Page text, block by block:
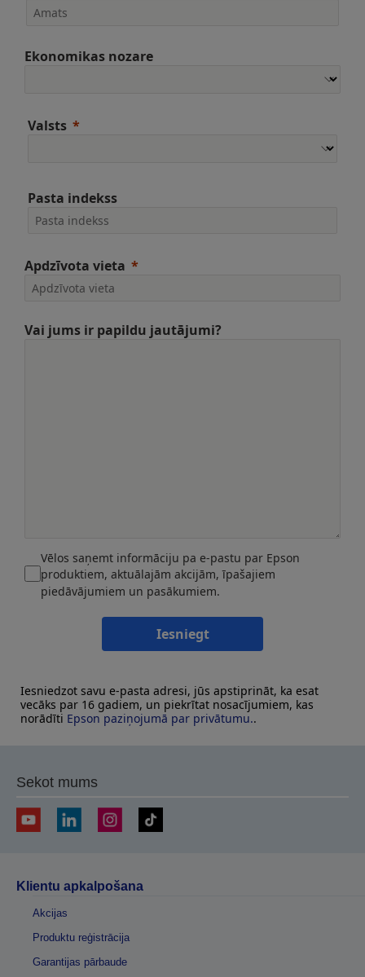
Ekonomikas nozare
Valsts
Pasta indekss
Apdzīvota vieta
Vai jums ir papildu jautājumi?
Vēlos saņemt informāciju pa e-pastu par Epson
produktiem, aktuālajām akcijām, īpašajiem
piedāvājumiem un pasākumiem.
Iesniegt
Iesniedzot savu e-pasta adresi, jūs apstiprināt, ka esat
vecāks par 16 gadiem, un piekrītat nosacījumiem, kas
norādīti Epson paziņojumā par privātumu..
Sekot mums
Klientu apkalpošana
Akcijas
Produktu reģistrācija
Garantijas pārbaude